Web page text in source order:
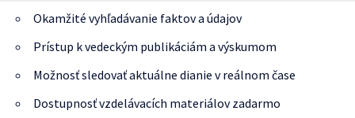
Okamžité vyhľadávanie faktov a údajov
Prístup k vedeckým publikáciám a výskumom
Možnosť sledovať aktuálne dianie v reálnom čase
Dostupnosť vzdelávacích materiálov zadarmo